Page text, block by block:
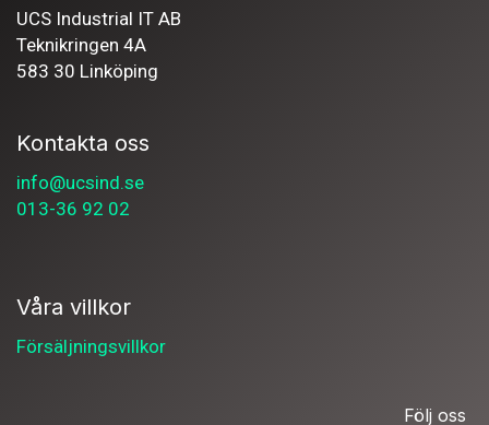
UCS Industrial IT AB
Teknikringen 4A
583 30 Linköping
Kontakta oss
info@ucsind.se
013-36 92 02
Våra villkor
Försäljningsvillkor
Följ oss